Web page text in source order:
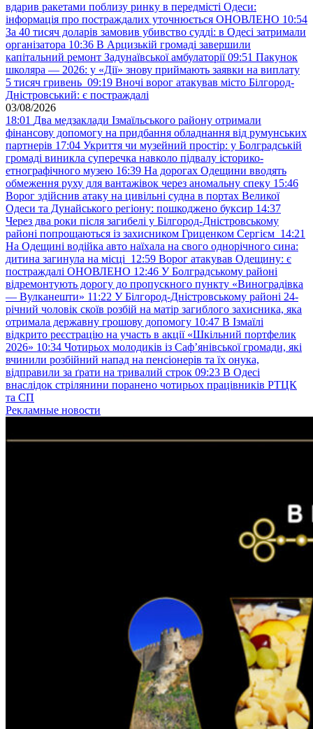
вдарив ракетами поблизу ринку в передмісті Одеси:
інформація про постраждалих уточнюється ОНОВЛЕНО 10:54
За 40 тисяч доларів замовив убивство судді: в Одесі затримали
організатора 10:36 В Арцизькій громаді завершили
капітальний ремонт Задунаївської амбулаторії 09:51 Пакунок
школяра — 2026: у «Дії» знову приймають заявки на виплату
5 тисяч гривень 09:19 Вночі ворог атакував місто Білгород-
Дністровський: є постраждалі
03/08/2026
18:01 Два медзаклади Ізмаїльського району отримали
фінансову допомогу на придбання обладнання від румунських
партнерів 17:04 Укриття чи музейний простір: у Болградській
громаді виникла суперечка навколо підвалу історико-
етнографічного музею 16:39 На дорогах Одещини вводять
обмеження руху для вантажівок через аномальну спеку 15:46
Ворог здійснив атаку на цивільні судна в портах Великої
Одеси та Дунайського регіону: пошкоджено буксир 14:37
Через два роки після загибелі у Білгород-Дністровському
районі попрощаються із захисником Гриценком Сергієм 14:21
На Одещині водійка авто наїхала на свого однорічного сина:
дитина загинула на місці 12:59 Ворог атакував Одещину: є
постраждалі ОНОВЛЕНО 12:46 У Болградському районі
відремонтують дорогу до пропускного пункту «Виноградівка
— Вулканешти» 11:22 У Білгород-Дністровському районі 24-
річний чоловік скоїв розбій на матір загиблого захисника, яка
отримала державну грошову допомогу 10:47 В Ізмаїлі
відкрито реєстрацію на участь в акції «Шкільний портфелик
2026» 10:34 Чотирьох молодиків із Саф’янівської громади, які
вчинили розбійний напад на пенсіонерів та їх онука,
відправили за ґрати на тривалий строк 09:23 В Одесі
внаслідок стрілянини поранено чотирьох працівників РТЦК
та СП
Рекламные новости